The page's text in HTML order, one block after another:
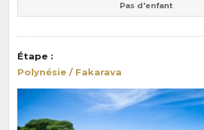
Pas d'enfant
Étape :
Polynésie / Fakarava